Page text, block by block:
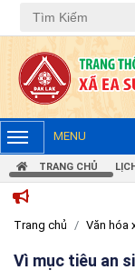
MENU
TRANG CHỦ
Trang chủ Văn hóa
Vì mục tiêu an